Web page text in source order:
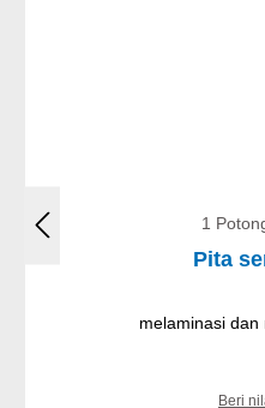
1
Pita
melaminasi dan
Beri